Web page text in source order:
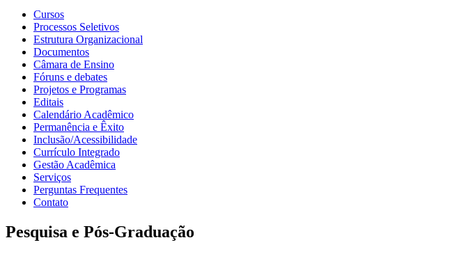
Cursos
Processos Seletivos
Estrutura Organizacional
Documentos
Câmara de Ensino
Fóruns e debates
Projetos e Programas
Editais
Calendário Acadêmico
Permanência e Êxito
Inclusão/Acessibilidade
Currículo Integrado
Gestão Acadêmica
Serviços
Perguntas Frequentes
Contato
Pesquisa e Pós-Graduação